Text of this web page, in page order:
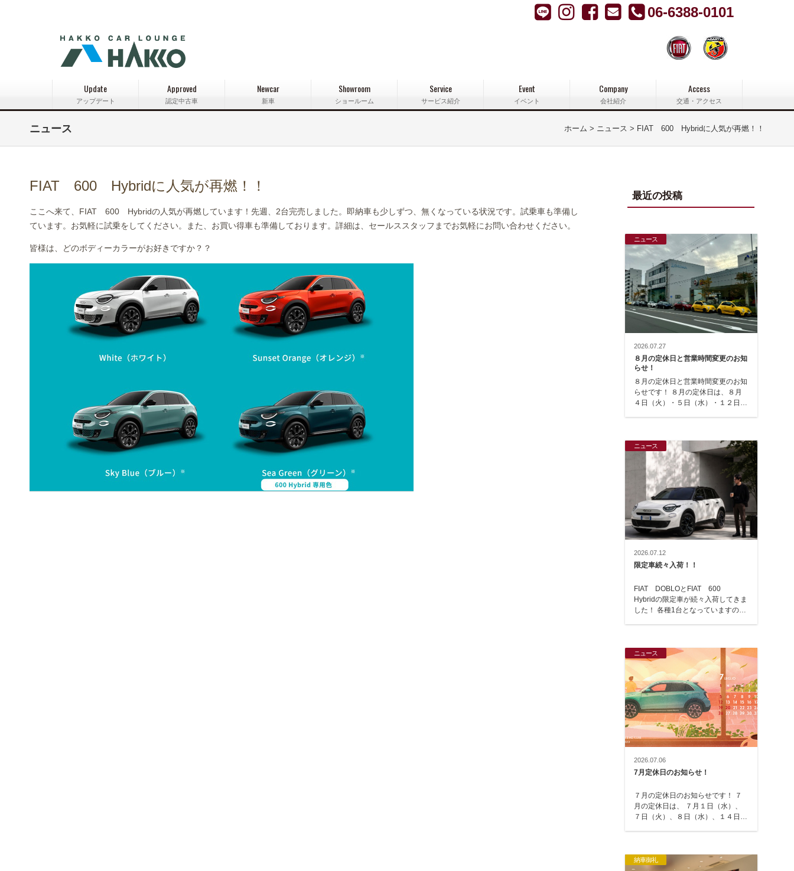
06-6388-0101
Update
アップデート
Approved
認定中古車
Newcar
新車
Showroom
ショールーム
Service
サービス紹介
Event
イベント
Company
会社紹介
Access
交通・アクセス
ニュース ホーム ニュース FIAT 600 Hybridに人気が再燃！！
FIAT 600 Hybridに人気が再燃！！
ここへ来て、FIAT 600 Hybridの人気が再燃しています！先週、2台完売しました。即納車も少しずつ、無くなっている状況です。試乗車も準備し
ています。お気軽に試乗をしてください。また、お買い得車も準備しております。詳細は、セールススタッフまでお気軽にお問い合わせください。
皆様は、どのボディーカラーがお好きですか？？
最近の投稿
ニュース
2026.07.27
８月の定休日と営業時間変更のお知
らせ！
８月の定休日と営業時間変更のお知
らせです！ ８月の定休日は、８月
４日（火）・５日（水）・１２日
ニュース
2026.07.12
限定車続々入荷！！
FIAT DOBLOとFIAT 600
Hybridの限定車が続々入荷してきま
した！ 各種1台となっていますの
ニュース
2026.07.06
7月定休日のお知らせ！
７月の定休日のお知らせです！ ７
月の定休日は、 ７月１日（水）、
７日（火）、８日（水）、１４日
納車御礼